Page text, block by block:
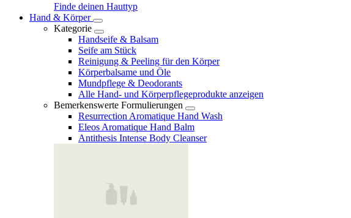
Finde deinen Hauttyp
Hand & Körper
Kategorie
Handseife & Balsam
Seife am Stück
Reinigung & Peeling für den Körper
Körperbalsame und Öle
Mundpflege & Deodorants
Alle Hand- und Körperpflegeprodukte anzeigen
Bemerkenswerte Formulierungen
Resurrection Aromatique Hand Wash
Eleos Aromatique Hand Balm
Antithesis Intense Body Cleanser